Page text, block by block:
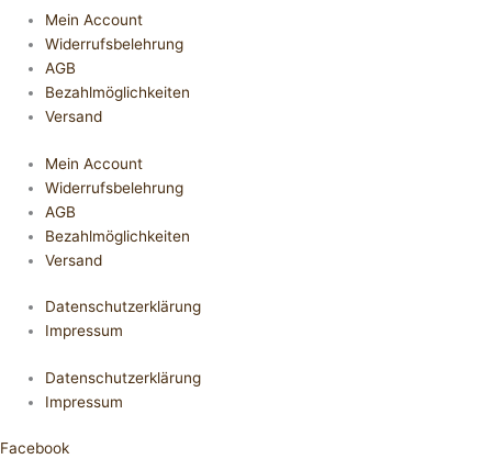
Mein Account
Widerrufsbelehrung
AGB
Bezahlmöglichkeiten
Versand
Mein Account
Widerrufsbelehrung
AGB
Bezahlmöglichkeiten
Versand
Datenschutzerklärung
Impressum
Datenschutzerklärung
Impressum
Facebook